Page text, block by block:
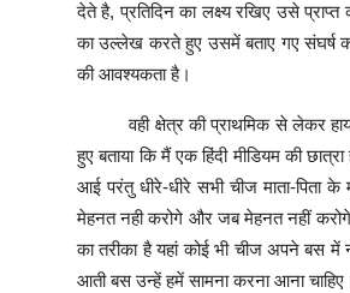
देते है, प्रतिदिन का लक्ष्य रखिए उसे
का उल्लेख करते हुए उसमें बताए गए संघर्ष
की आवश्यकता है।
वही क्षेत्र की प्राथमिक से लेकर हायर
हुए बताया कि मैं एक हिंदी मीडियम की
आई परंतु धीरे-धीरे सभी चीज माता-पिता
मेहनत नही करोगे और जब मेहनत नहीं
का तरीका है यहां कोई भी चीज अपने बस
आती बस उन्हें हमें सामना करना आना